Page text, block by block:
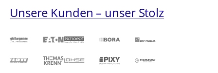
Unsere Kunden – unser Stolz